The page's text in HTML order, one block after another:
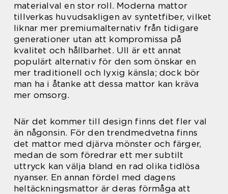
materialval en stor roll. Moderna mattor
tillverkas huvudsakligen av syntetfiber, vilket
liknar mer premiumalternativ från tidigare
generationer utan att kompromissa på
kvalitet och hållbarhet. Ull är ett annat
populärt alternativ för den som önskar en
mer traditionell och lyxig känsla; dock bör
man ha i åtanke att dessa mattor kan kräva
mer omsorg.
När det kommer till design finns det fler val
än någonsin. För den trendmedvetna finns
det mattor med djärva mönster och färger,
medan de som föredrar ett mer subtilt
uttryck kan välja bland en rad olika tidlösa
nyanser. En annan fördel med dagens
heltäckningsmattor är deras förmåga att